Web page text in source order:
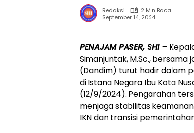
Redaksi
2 Min Baca
September 14, 2024
PENAJAM PASER, SHI –
Simanjuntak, M.Sc.,
(Dandim) turut hadir dalam
di Istana Negara Ibu Kota
(12/9/2024). Pengarahan
menjaga stabilitas
IKN dan transisi